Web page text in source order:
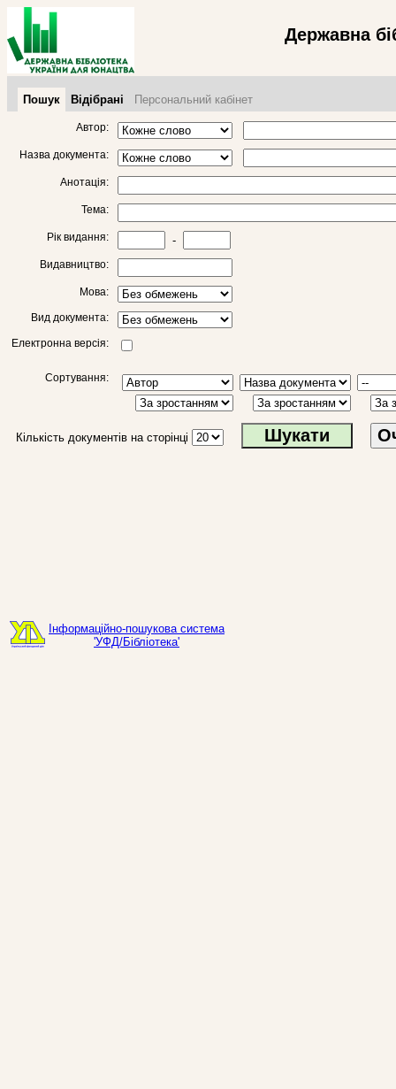
Державна
Пошук Відібрані Персональний кабінет
Автор:
Назва документа:
Анотація:
Тема:
Рік видання: -
Видавництво:
Мова:
Вид документа:
Електронна версія:
Сортування:
Кількість документів на сторінці
Інформаційно-пошукова система
'УФД/Бібліотека'